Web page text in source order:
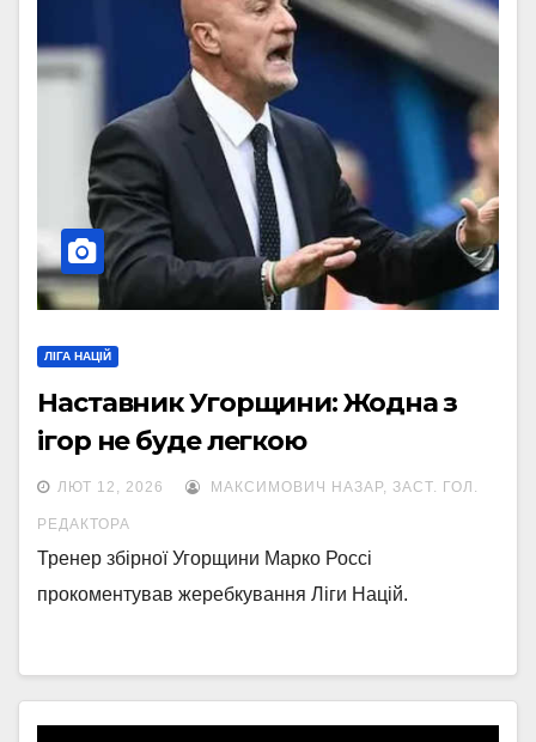
ЛІГА НАЦІЙ
Наставник Угорщини: Жодна з
ігор не буде легкою
ЛЮТ 12, 2026 МАКСИМОВИЧ НАЗАР, ЗАСТ. ГОЛ.
РЕДАКТОРА
Тренер збірної Угорщини Марко Россі
прокоментував жеребкування Ліги Націй.